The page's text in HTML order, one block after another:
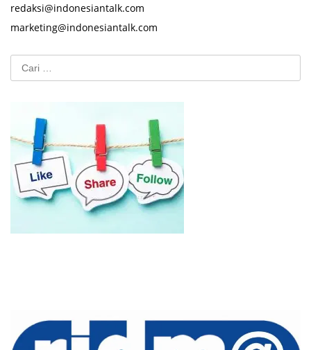
redaksi@indonesiantalk.com
marketing@indonesiantalk.com
Cari
untuk: